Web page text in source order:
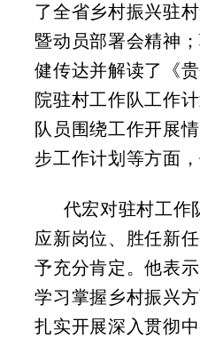
了全省乡村振兴驻
暨动员部署会精神
健传达并解读了《
院驻村工作队工作
队员围绕工作开展
步工作计划等方面
代宏对驻村工作
应新岗位、胜任新
予充分肯定。他表
学习掌握乡村振兴
扎实开展深入贯彻